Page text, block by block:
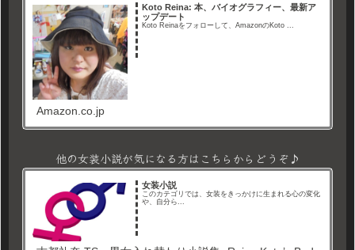
Koto Reina: 本、バイオグラフィー、最新ア
ップデート
Koto Reinaをフォローして、AmazonのKoto ...
Amazon.co.jp
他の女装小説が気になる方はこちらからどうぞ♪
女装小説
このカテゴリでは、女装をきっかけに生まれる心の変化
や、自分ら...